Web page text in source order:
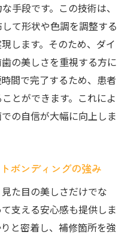
手段です。この技術は、
て形状や色調を調整する
します。そのため、ダイ
の美しさを重視する方に
間で完了するため、患者
とができます。これによ
の自信が大幅に向上しま
ボンディングの強み
た目の美しさだけでな
支える安心感も提供しま
と密着し、補修箇所を強